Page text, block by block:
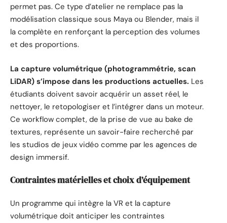
permet pas. Ce type d’atelier ne remplace pas la
modélisation classique sous Maya ou Blender, mais il
la complète en renforçant la perception des volumes
et des proportions.
La capture volumétrique (photogrammétrie, scan
LiDAR) s’impose dans les productions actuelles. Les
étudiants doivent savoir acquérir un asset réel, le
nettoyer, le retopologiser et l’intégrer dans un moteur.
Ce workflow complet, de la prise de vue au bake de
textures, représente un savoir-faire recherché par
les studios de jeux vidéo comme par les agences de
design immersif.
Contraintes matérielles et choix d’équipement
Un programme qui intègre la VR et la capture
volumétrique doit anticiper les contraintes